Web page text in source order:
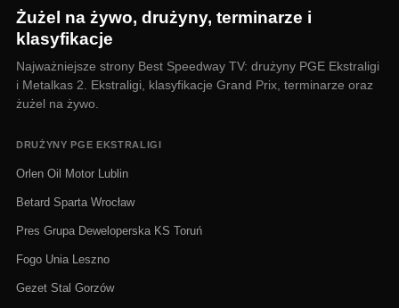
Żużel na żywo, drużyny, terminarze i
klasyfikacje
Najważniejsze strony Best Speedway TV: drużyny PGE Ekstraligi
i Metalkas 2. Ekstraligi, klasyfikacje Grand Prix, terminarze oraz
żużel na żywo.
DRUŻYNY PGE EKSTRALIGI
Orlen Oil Motor Lublin
Betard Sparta Wrocław
Pres Grupa Deweloperska KS Toruń
Fogo Unia Leszno
Gezet Stal Gorzów